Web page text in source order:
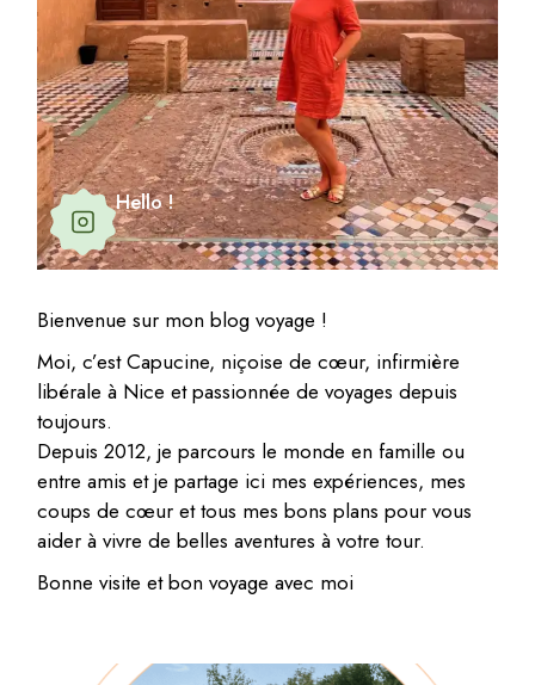
Hello !
Bienvenue sur mon blog voyage !
Moi, c’est Capucine, niçoise de cœur, infirmière
libérale à Nice et passionnée de voyages depuis
toujours.
Depuis 2012, je parcours le monde en famille ou
entre amis et je partage ici mes expériences, mes
coups de cœur et tous mes bons plans pour vous
aider à vivre de belles aventures à votre tour.
Bonne visite et bon voyage avec moi